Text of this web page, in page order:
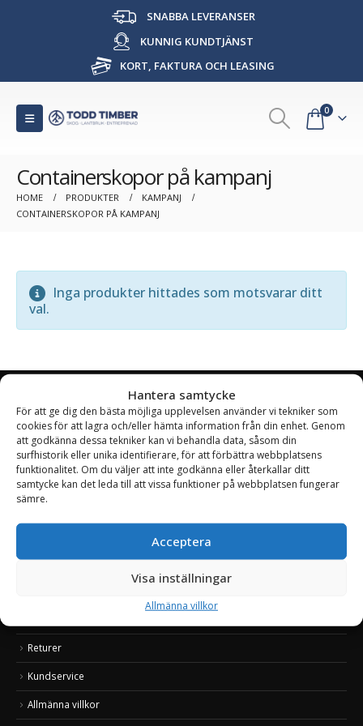
Hantera samtycke
För att ge dig den bästa möjliga upplevelsen använder vi tekniker som
cookies för att lagra och/eller hämta information från din enhet. Genom
att godkänna dessa tekniker kan vi behandla data, såsom din
surfhistorik eller unika identifierare, för att förbättra webbplatsens
funktionalitet. Om du väljer att inte godkänna eller återkallar ditt
samtycke kan det leda till att vissa funktioner på webbplatsen fungerar
sämre.
Acceptera
Visa inställningar
Allmänna villkor
SNABBA LEVERANSER
KUNNIG KUNDTJÄNST
KORT, FAKTURA OCH LEASING
0
Containerskopor på kampanj
HOME PRODUKTER
KAMPANJ
CONTAINERSKOPOR PÅ KAMPANJ
Inga produkter hittades som motsvarar ditt
val.
OM TODD TIMBER
Todd Timber är en ny svensk marknadsplats som erbjuder ett stort
sortiment av produkter inom skog, lantbruk och entreprenad. Med
snabba och säkra leveranser, duktig kundsupport, attraktiva priser
samt spännande produkter hoppas vi att du som kund ska känna dig
nya produkter, så besök oss ofta.
Läs mer om Todd Timber
Returer
Kundservice
Allmänna villkor